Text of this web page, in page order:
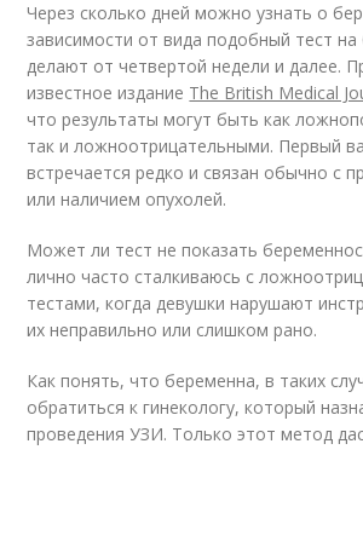
Через сколько дней можно узнать о
зависимости от вида подобный тест
делают от четвертой недели и далее.
известное издание The British Medical
что результаты могут быть как
так и ложноотрицательными. Первый
встречается редко и связан обычно с
или наличием опухолей.
Может ли тест не показать
лично часто сталкиваюсь с
тестами, когда девушки нарушают
их неправильно или слишком рано.
Как понять, что беременна, в таких
обратиться к гинекологу, который
проведения УЗИ. Только этот метод